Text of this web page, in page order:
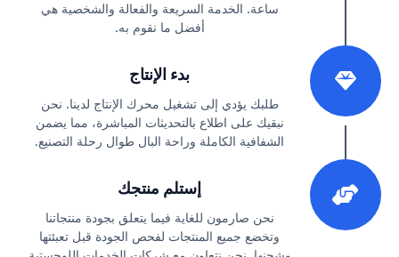
ساعة. الخدمة السريعة والفعالة والشخصية هي
أفضل ما نقوم به.
بدء الإنتاج
طلبك يؤدي إلى تشغيل محرك الإنتاج لدينا. نحن
نبقيك على اطلاع بالتحديثات المباشرة، مما يضمن
الشفافية الكاملة وراحة البال طوال رحلة التصنيع.
إستلم منتجك
نحن صارمون للغاية فيما يتعلق بجودة منتجاتنا
وتخضع جميع المنتجات لفحص الجودة قبل تعبئتها